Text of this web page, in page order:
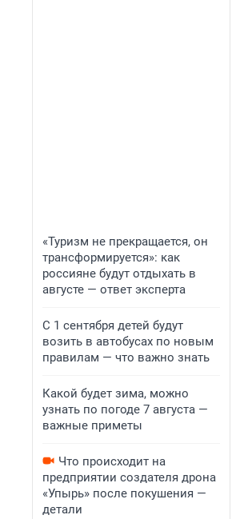
«Туризм не прекращается, он
трансформируется»: как
россияне будут отдыхать в
августе — ответ эксперта
С 1 сентября детей будут
возить в автобусах по новым
правилам — что важно знать
Какой будет зима, можно
узнать по погоде 7 августа —
важные приметы
Что происходит на
предприятии создателя дрона
«Упырь» после покушения —
детали